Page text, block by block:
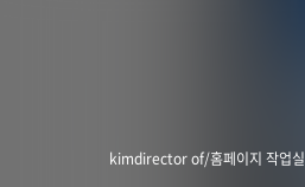
kimdirector of/홈페이지 작업실